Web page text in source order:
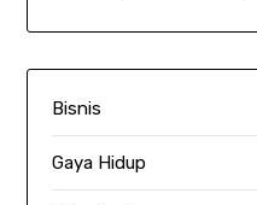
Bisnis
Gaya Hidup